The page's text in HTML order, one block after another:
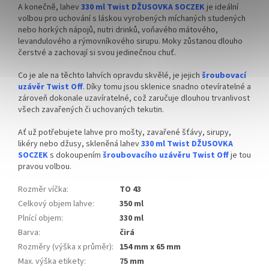
objednejteZDE
objednejteZDE
A konečně, lahev 330 ml Twist DŽUSOVKA SOCZEK je ideální
volbou pro uchování s láskou vyrobených míchaných studených
nebo horkých nápojů, nutri drinků, voňavého mátového,
levandulového a rýmovníkového sirupu. Moky zůstanou dlouho
čerstvé a zachovají si svou jedinečnou chuť.
Co je ale na těchto lahvích opravdu skvělé, je jejich šroubovací
uzávěr Twist Off. Díky tomu jsou sklenice snadno otevíratelné a
zároveň dokonale uzavíratelné, což zaručuje dlouhou trvanlivost
všech zavařených či uchovaných tekutin.
Ať už potřebujete lahve pro mošty, zavařené šťávy, sirupy,
likéry nebo džusy, skleněná lahev330 ml Twist DŽUSOVKA
SOCZEKs dokoupením šroubovacího uzávěru Twist Offje tou
pravou volbou.
Rozměr víčka:
TO 43
Celkový objem lahve:
350 ml
Plnící objem:
330 ml
Barva:
čirá
Rozměry (výška x průměr): 154 mm x 65 mm
Max. výška etikety:
75 mm